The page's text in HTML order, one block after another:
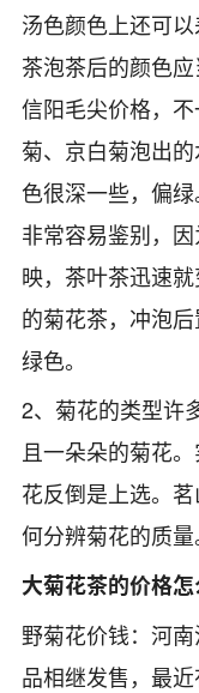
汤色颜色上还可
茶泡茶后的颜色应
信阳毛尖价格，
菊、京白菊泡出
色很深一些，偏
非常容易鉴别，
映，茶叶茶迅速
的菊花茶，冲泡
绿色。
2、菊花的类型许
且一朵朵的菊花
花反倒是上选。
何分辨菊花的质量
大菊花茶的价格怎
野菊花价钱：河
品相继发售，最近